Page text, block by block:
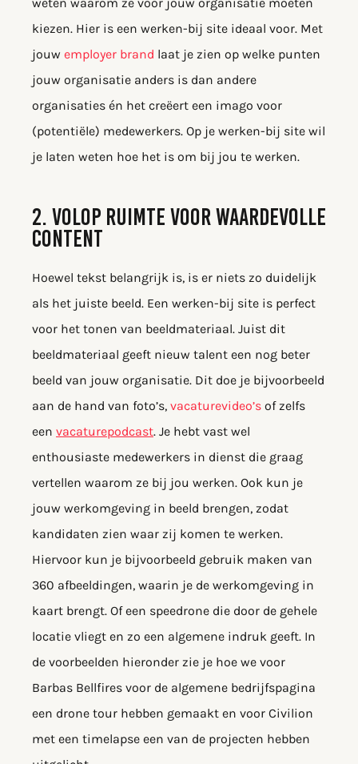
weten waarom ze voor jouw organisatie moeten
kiezen. Hier is een werken-bij site ideaal voor. Met
jouw employer brand laat je zien op welke punten
jouw organisatie anders is dan andere
organisaties én het creëert een imago voor
(potentiële) medewerkers. Op je werken-bij site wil
je laten weten hoe het is om bij jou te werken.
2. VOLOP RUIMTE VOOR WAARDEVOLLE
CONTENT
Hoewel tekst belangrijk is, is er niets zo duidelijk
als het juiste beeld. Een werken-bij site is perfect
voor het tonen van beeldmateriaal. Juist dit
beeldmateriaal geeft nieuw talent een nog beter
beeld van jouw organisatie. Dit doe je bijvoorbeeld
aan de hand van foto’s, vacaturevideo’s of zelfs
een vacaturepodcast. Je hebt vast wel
enthousiaste medewerkers in dienst die graag
vertellen waarom ze bij jou werken. Ook kun je
jouw werkomgeving in beeld brengen, zodat
kandidaten zien waar zij komen te werken.
Hiervoor kun je bijvoorbeeld gebruik maken van
360 afbeeldingen, waarin je de werkomgeving in
kaart brengt. Of een speedrone die door de gehele
locatie vliegt en zo een algemene indruk geeft. In
de voorbeelden hieronder zie je hoe we voor
Barbas Bellfires voor de algemene bedrijfspagina
een drone tour hebben gemaakt en voor Civilion
met een timelapse een van de projecten hebben